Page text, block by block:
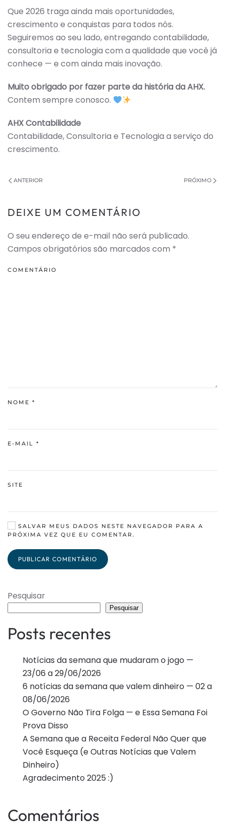
Que 2026 traga ainda mais oportunidades,
crescimento e conquistas para todos nós.
Seguiremos ao seu lado, entregando contabilidade,
consultoria e tecnologia com a qualidade que você já
conhece — e com ainda mais inovação.
Muito obrigado por fazer parte da história da AHX.
Contem sempre conosco.
AHX Contabilidade
Contabilidade, Consultoria e Tecnologia a serviço do
crescimento.
ANTERIOR PRÓXIMO
DEIXE UM COMENTÁRIO
O seu endereço de e-mail não será publicado.
Campos obrigatórios são marcados com *
COMENTÁRIO
NOME *
E-MAIL *
SITE
SALVAR MEUS DADOS NESTE NAVEGADOR PARA A
PRÓXIMA VEZ QUE EU COMENTAR.
PUBLICAR COMENTÁRIO
Pesquisar
Pesquisar
Posts recentes
Notícias da semana que mudaram o jogo —
23/06 a 29/06/2026
6 notícias da semana que valem dinheiro — 02 a
08/06/2026
O Governo Não Tira Folga — e Essa Semana Foi
Prova Disso
A Semana que a Receita Federal Não Quer que
Você Esqueça (e Outras Notícias que Valem
Dinheiro)
Agradecimento 2025 :)
Comentários